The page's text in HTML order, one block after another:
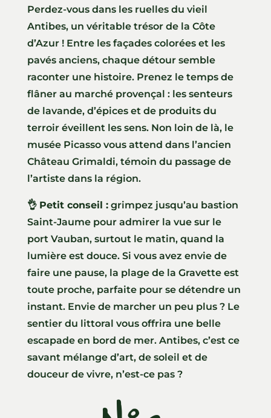
Perdez-vous dans les ruelles du vieil
Antibes, un véritable trésor de la Côte
d’Azur ! Entre les façades colorées et les
pavés anciens, chaque détour semble
raconter une histoire. Prenez le temps de
flâner au marché provençal : les senteurs
de lavande, d’épices et de produits du
terroir éveillent les sens. Non loin de là, le
musée Picasso vous attend dans l’ancien
Château Grimaldi, témoin du passage de
l’artiste dans la région.
👌 Petit conseil :grimpez jusqu’au bastion
Saint-Jaume pour admirer la vue sur le
port Vauban, surtout le matin, quand la
lumière est douce. Si vous avez envie de
faire une pause, la plage de la Gravette est
toute proche, parfaite pour se détendre un
instant. Envie de marcher un peu plus ? Le
sentier du littoral vous offrira une belle
escapade en bord de mer. Antibes, c’est ce
savant mélange d’art, de soleil et de
douceur de vivre, n’est-ce pas ?